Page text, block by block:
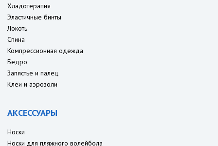
Хладотерапия
Эластичные бинты
Локоть
Спина
Компрессионная одежда
Бедро
Запястье и палец
Клеи и аэрозоли
АКСЕССУАРЫ
Носки
Носки для пляжного волейбола